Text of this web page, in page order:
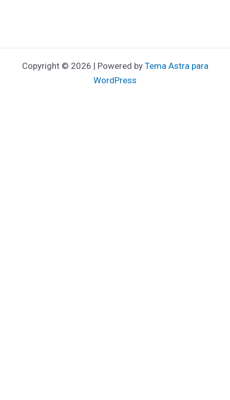
Copyright © 2026 | Powered by Tema Astra para
WordPress